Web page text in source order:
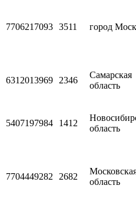
7706217093 3511 город
6312013969 2346
Самарская
область
5407197984 1412
область
7704449282 2682
область